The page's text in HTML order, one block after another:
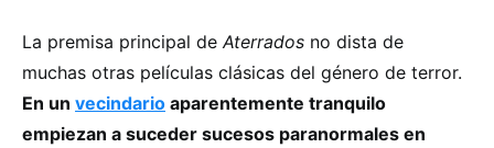
La premisa principal deAterrados no dista de
muchas otras películas clásicas del género de terror.
En un vecindario aparentemente tranquilo
empiezan a suceder sucesos paranormales en